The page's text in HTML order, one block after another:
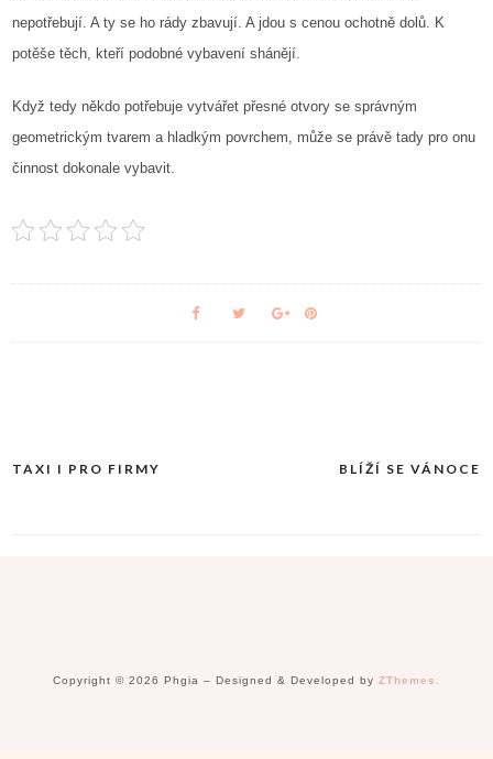
nepotřebují. A ty se ho rády zbavují. A jdou s cenou ochotně dolů. K
potěše těch, kteří podobné vybavení shánějí.
Když tedy někdo potřebuje vytvářet přesné otvory se správným
geometrickým tvarem a hladkým povrchem, může se právě tady pro onu
činnost dokonale vybavit.
Navigace
TAXI I PRO FIRMY BLÍŽÍ SE VÁNOCE
Copyright © 2026 Phgia – Designed & Developed by ZThemes.